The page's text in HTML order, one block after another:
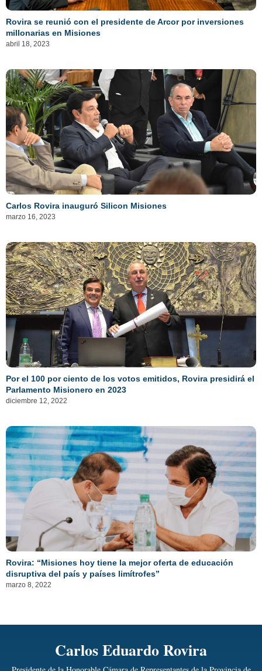
Rovira se reunió con el presidente de Arcor por inversiones
millonarias en Misiones
abril 18, 2023
Carlos Rovira inauguró Silicon Misiones
marzo 16, 2023
Por el 100 por ciento de los votos emitidos, Rovira presidirá el
Parlamento Misionero en 2023
diciembre 12, 2022
Rovira: “Misiones hoy tiene la mejor oferta de educación
disruptiva del país y países limítrofes”
marzo 8, 2022
Carlos Eduardo Rovira